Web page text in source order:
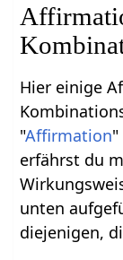
Hier einige
"Affirmation"
erfährst du
unten
diejenigen,